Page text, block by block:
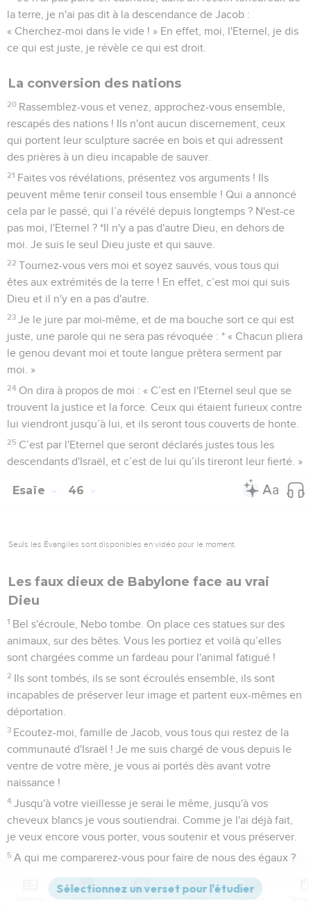
la terre, je n'ai pas dit à la descendance de Jacob :
« Cherchez-moi dans le vide ! » En effet, moi, l'Eternel, je dis
ce qui est juste, je révèle ce qui est droit.
La conversion des nations
20 Rassemblez-vous et venez, approchez-vous ensemble,
rescapés des nations ! Ils n'ont aucun discernement, ceux
qui portent leur sculpture sacrée en bois et qui adressent
des prières à un dieu incapable de sauver.
21 Faites vos révélations, présentez vos arguments ! Ils
peuvent même tenir conseil tous ensemble ! Qui a annoncé
cela par le passé, qui l’a révélé depuis longtemps ? N'est-ce
pas moi, l'Eternel ? *Il n'y a pas d'autre Dieu, en dehors de
moi. Je suis le seul Dieu juste et qui sauve.
22 Tournez-vous vers moi et soyez sauvés, vous tous qui
êtes aux extrémités de la terre ! En effet, c’est moi qui suis
Dieu et il n'y en a pas d'autre.
23 Je le jure par moi-même, et de ma bouche sort ce qui est
juste, une parole qui ne sera pas révoquée : * « Chacun pliera
le genou devant moi et toute langue prêtera serment par
moi. »
24 On dira à propos de moi : « C’est en l'Eternel seul que se
trouvent la justice et la force. Ceux qui étaient furieux contre
lui viendront jusqu’à lui, et ils seront tous couverts de honte.
25 C’est par l'Eternel que seront déclarés justes tous les
descendants d'Israël, et c’est de lui qu’ils tireront leur fierté. »
Esaïe 46
Seuls les Évangiles sont disponibles en vidéo pour le moment.
Les faux dieux de Babylone face au vrai
Dieu
1 Bel s'écroule, Nebo tombe. On place ces statues sur des
animaux, sur des bêtes. Vous les portiez et voilà qu’elles
sont chargées comme un fardeau pour l'animal fatigué !
2 Ils sont tombés, ils se sont écroulés ensemble, ils sont
incapables de préserver leur image et partent eux-mêmes en
déportation.
3 Ecoutez-moi, famille de Jacob, vous tous qui restez de la
communauté d'Israël ! Je me suis chargé de vous depuis le
ventre de votre mère, je vous ai portés dès avant votre
naissance !
4 Jusqu'à votre vieillesse je serai le même, jusqu'à vos
cheveux blancs je vous soutiendrai. Comme je l'ai déjà fait,
je veux encore vous porter, vous soutenir et vous préserver.
5 A qui me comparerez-vous pour faire de nous des égaux ?
Ils versent l'or de leur bourse et pèsent l'argent à la
Versions Commentaires Strong